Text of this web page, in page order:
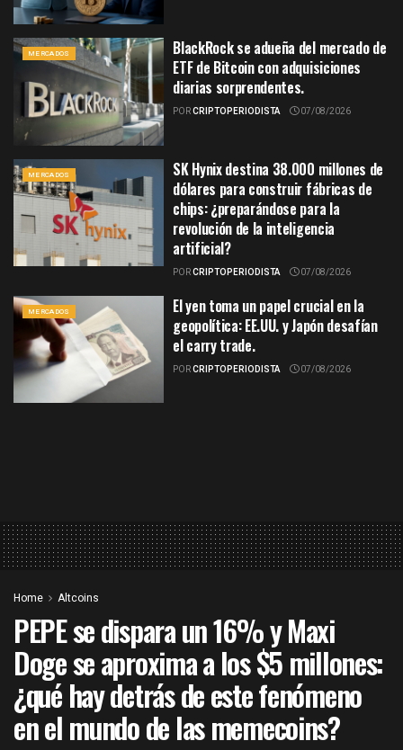
MERCADOS
BlackRock se adueña del mercado de
ETF de Bitcoin con adquisiciones
diarias sorprendentes.
PORCRIPTOPERIODISTA 07/08/2026
MERCADOS
SK Hynix destina 38.000 millones de
dólares para construir fábricas de
chips: ¿preparándose para la
revolución de la inteligencia
artificial?
PORCRIPTOPERIODISTA 07/08/2026
MERCADOS
El yen toma un papel crucial en la
geopolítica: EE.UU. y Japón desafían
el carry trade.
PORCRIPTOPERIODISTA 07/08/2026
Home Altcoins
PEPE se dispara un 16% y Maxi
Doge se aproxima a los $5 millones:
¿qué hay detrás de este fenómeno
en el mundo de las memecoins?